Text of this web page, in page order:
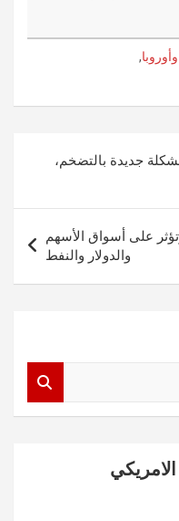
,
جديدة بالتضخم،
على أسواق الأسهم
والدولار والنفط